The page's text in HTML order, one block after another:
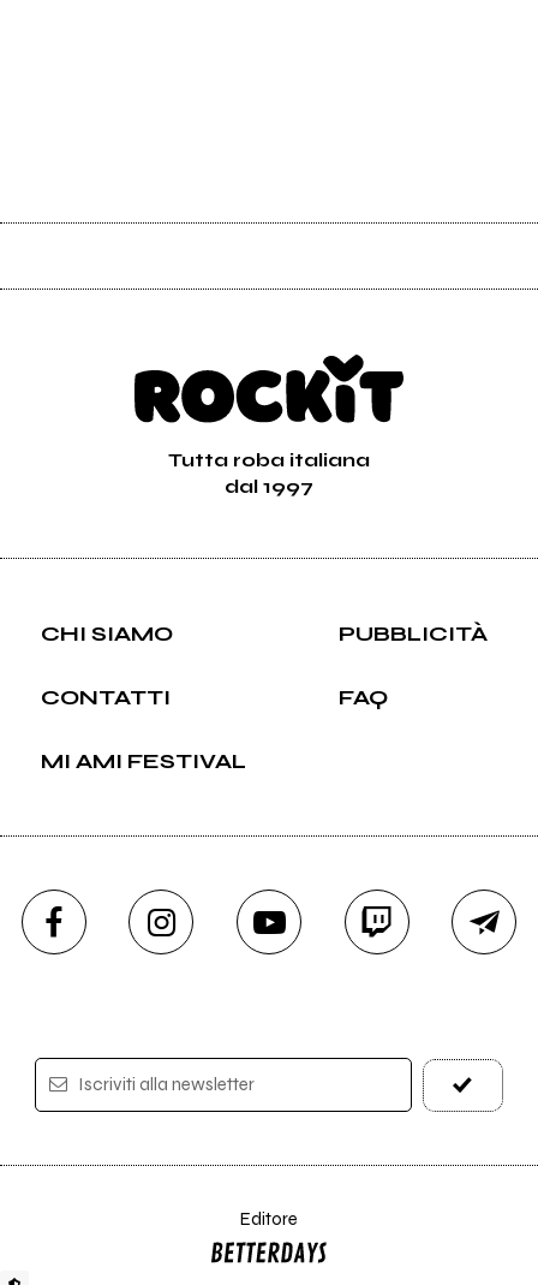
Tutta roba italiana
dal 1997
CHI SIAMO PUBBLICITÀ
CONTATTI FAQ
MI AMI FESTIVAL
Iscriviti alla newsletter
Editore